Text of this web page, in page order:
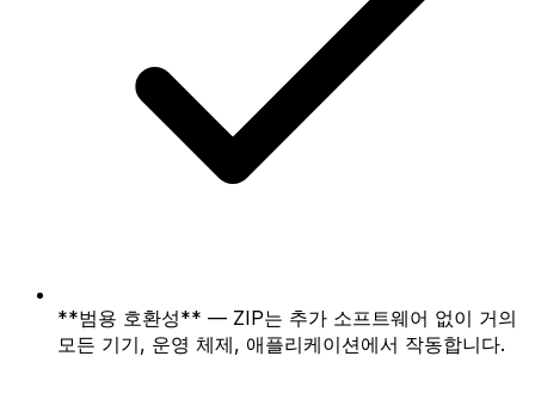
**범용 호환성** — ZIP는 추가 소프트웨어 없이 거의
모든 기기, 운영 체제, 애플리케이션에서 작동합니다.